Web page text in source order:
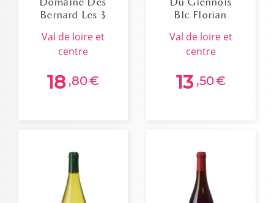
Bernard Les 3
val de loire et
centre
18 ,80€
Blc Florian
val de loire et
centre
13 ,50€